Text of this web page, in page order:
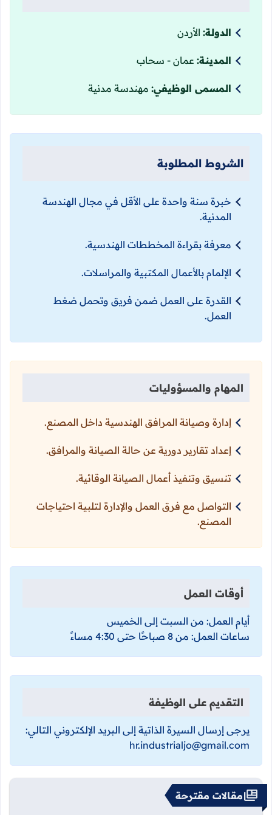
الدولة: الأردن
المدينة: عمان - سحاب
المسمى الوظيفي: مهندسة مدنية
الشروط المطلوبة
خبرة سنة واحدة على الأقل في مجال الهندسة
المدنية.
معرفة بقراءة المخططات الهندسية.
الإلمام بالأعمال المكتبية والمراسلات.
القدرة على العمل ضمن فريق وتحمل ضغط
العمل.
المهام والمسؤوليات
إدارة وصيانة المرافق الهندسية داخل المصنع.
إعداد تقارير دورية عن حالة الصيانة والمرافق.
تنسيق وتنفيذ أعمال الصيانة الوقائية.
التواصل مع فرق العمل والإدارة لتلبية احتياجات
المصنع.
أوقات العمل
أيام العمل: من السبت إلى الخميس
ساعات العمل: من 8 صباحًا حتى 4:30 مساءً
التقديم على الوظيفة
يرجى إرسال السيرة الذاتية إلى البريد الإلكتروني التالي:
hr.industrialjo@gmail.com
مقالات مقترحة